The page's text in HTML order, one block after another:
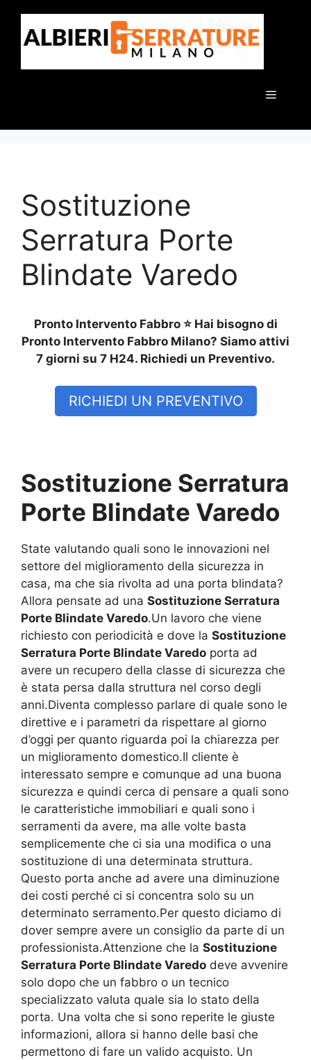
contenuto
Menu
Sostituzione
Serratura Porte
Blindate Varedo
Pronto Intervento Fabbro ⭐ Hai bisogno di
Pronto Intervento Fabbro Milano? Siamo attivi
7 giorni su 7 H24. Richiedi un Preventivo.
RICHIEDI UN PREVENTIVO
Sostituzione Serratura
Porte Blindate Varedo
State valutando quali sono le innovazioni nel
settore del miglioramento della sicurezza in
casa, ma che sia rivolta ad una porta blindata?
Allora pensate ad una Sostituzione Serratura
Porte Blindate Varedo.Un lavoro che viene
richiesto con periodicità e dove la Sostituzione
Serratura Porte Blindate Varedo porta ad
avere un recupero della classe di sicurezza che
è stata persa dalla struttura nel corso degli
anni.Diventa complesso parlare di quale sono le
direttive e i parametri da rispettare al giorno
d’oggi per quanto riguarda poi la chiarezza per
un miglioramento domestico.Il cliente è
interessato sempre e comunque ad una buona
sicurezza e quindi cerca di pensare a quali sono
le caratteristiche immobiliari e quali sono i
serramenti da avere, ma alle volte basta
semplicemente che ci sia una modifica o una
sostituzione di una determinata struttura.
Questo porta anche ad avere una diminuzione
dei costi perché ci si concentra solo su un
determinato serramento.Per questo diciamo di
dover sempre avere un consiglio da parte di un
professionista.Attenzione che la Sostituzione
Serratura Porte Blindate Varedo deve avvenire
solo dopo che un fabbro o un tecnico
specializzato valuta quale sia lo stato della
porta. Una volta che si sono reperite le giuste
informazioni, allora si hanno delle basi che
permettono di fare un valido acquisto. Un